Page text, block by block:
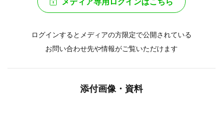
メディア専用ログインはこちら
ログインするとメディアの方限定で公開されている
お問い合わせ先や情報がご覧いただけます
添付画像・資料